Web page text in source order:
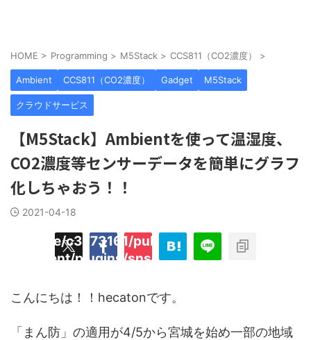
HOME > Programming > M5Stack > CCS811（CO2濃度） >
Ambient CCS811（CO2濃度） Gadget M5Stack
クラウドサービス
【M5Stack】Ambientを使って温湿度、
CO2濃度等センサーデータを簡単にグラフ
化しちゃおう！！
2021-04-18
/home/c3773161/public_html/
content/plugins/sns-count-cache/sns-
こんにちは！！hecatonです。
「まん防」の適用が4/5から宮城を始め一部の地域